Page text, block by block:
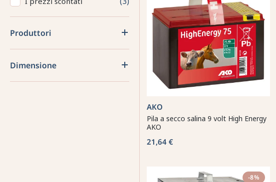
Produttori
Dimensione
AKO
Pila a secco salina 9 volt High Energy
AKO
21,64 €
-8%